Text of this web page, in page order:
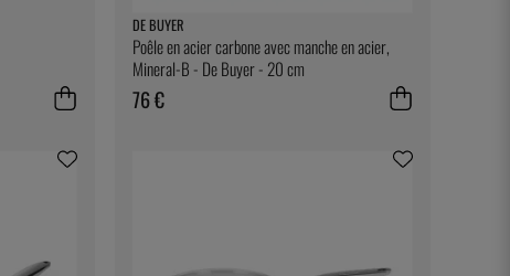
DE BUYER
Poêle en acier carbone avec manche en acier,
Mineral-B - De Buyer - 20 cm
76 €